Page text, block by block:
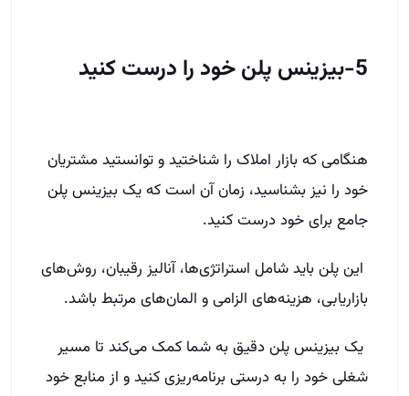
5-بیزینس پلن خود را درست کنید
هنگامی که بازار املاک را شناختید و توانستید مشتریان
خود را نیز بشناسید، زمان آن است که یک بیزینس پلن
جامع برای خود درست کنید.
این پلن باید شامل استراتژی‌ها، آنالیز رقیبان، روش‌های
بازاریابی، هزینه‌های الزامی و المان‌های مرتبط باشد.
یک بیزینس پلن دقیق به شما کمک می‌کند تا مسیر
شغلی خود را به درستی برنامه‌ریزی کنید و از منابع خود